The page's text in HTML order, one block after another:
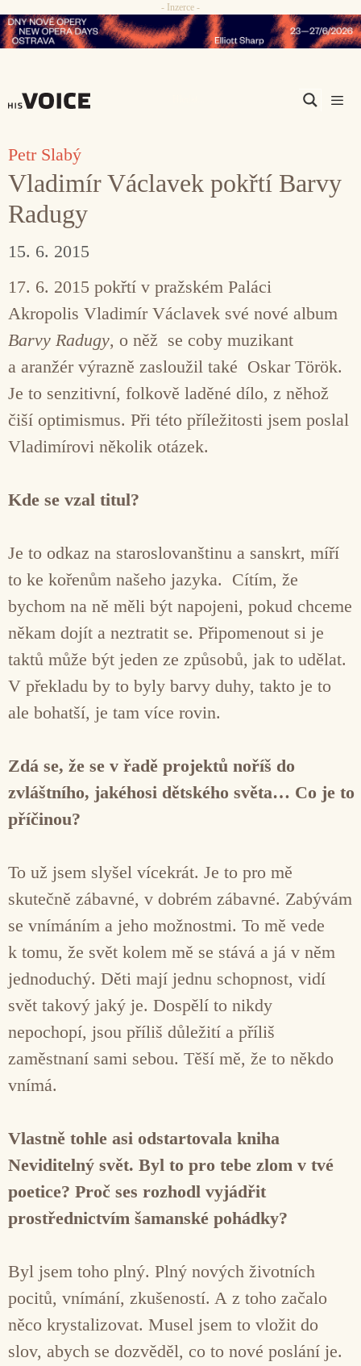
Přeskočit
na
- Inzerce -
Petr Slabý
Vladimír Václavek pokřtí Barvy
Radugy
15. 6. 2015
17. 6. 2015 pokřtí v pražském Paláci
Akropolis Vladimír Václavek své nové album
Barvy Radugy, o něž se coby muzikant
a aranžér výrazně zasloužil také Oskar Török.
Je to senzitivní, folkově laděné dílo, z něhož
čiší optimismus. Při této příležitosti jsem poslal
Vladimírovi několik otázek.
Kde se vzal titul?
Je to odkaz na staroslovanštinu a sanskrt, míří
to ke kořenům našeho jazyka. Cítím, že
bychom na ně měli být napojeni, pokud chceme
někam dojít a neztratit se. Připomenout si je
taktů může být jeden ze způsobů, jak to udělat.
V překladu by to byly barvy duhy, takto je to
ale bohatší, je tam více rovin.
Zdá se, že se v řadě projektů noříš do
zvláštního, jakéhosi dětského světa… Co je to
příčinou?
To už jsem slyšel vícekrát. Je to pro mě
skutečně zábavné, v dobrém zábavné. Zabývám
se vnímáním a jeho možnostmi. To mě vede
k tomu, že svět kolem mě se stává a já v něm
jednoduchý. Děti mají jednu schopnost, vidí
svět takový jaký je. Dospělí to nikdy
nepochopí, jsou příliš důležití a příliš
zaměstnaní sami sebou. Těší mě, že to někdo
vnímá.
Vlastně tohle asi odstartovala kniha
Neviditelný svět. Byl to pro tebe zlom v tvé
poetice? Proč ses rozhodl vyjádřit
prostřednictvím šamanské pohádky?
Byl jsem toho plný. Plný nových životních
pocitů, vnímání, zkušeností. A z toho začalo
něco krystalizovat. Musel jsem to vložit do
slov, abych se dozvěděl, co to nové poslání je.